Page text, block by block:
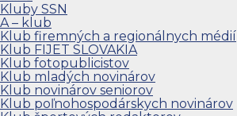
Kluby SSN
A – klub
Klub firemných a regionálnych médií
Klub FIJET SLOVAKIA
Klub fotopublicistov
Klub mladých novinárov
Klub novinárov seniorov
Klub poľnohospodárskych novinárov